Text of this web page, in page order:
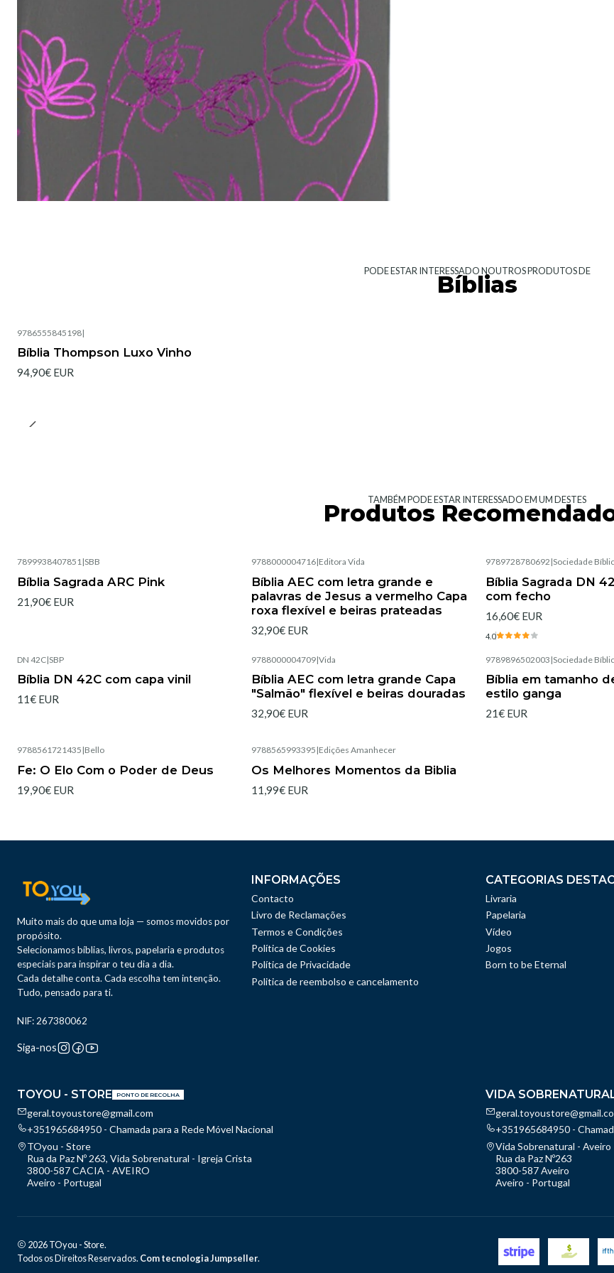
PODE ESTAR INTERESSADO NOUTROS PRODUTOS DE
Bíblias
9786555845198|
Bíblia Thompson Luxo Vinho
94,90€ EUR
TAMBÉM PODE ESTAR INTERESSADO EM UM DESTES
Produtos
7899938407851|SBB
Bíblia Sagrada ARC Pink
21,90€ EUR
9788000004716|Editora Vida
Bíblia AEC com letra grande e
palavras de Jesus a vermelho Capa
roxa flexível e beiras prateadas
32,90€ EUR
9789728780692 |Sociedade
Bíblia Sagrada DN
com fecho
16,60€ EUR
4.0
DN 42C|SBP
Bíblia DN 42C com capa vinil
11€ EUR
9788000004709|Vida
Bíblia AEC com letra grande Capa
"Salmão" flexível e beiras douradas
32,90€ EUR
9789896502003 |Sociedade
Bíblia em tamanho
estilo ganga
21€ EUR
9788561721435 |Bello
Fe: O Elo Com o Poder de Deus
19,90€ EUR
9788565993395 |Edições Amanhecer
Os Melhores Momentos da Biblia
11,99€ EUR
Muito mais do que uma loja — somos movidos por
propósito.
Selecionamos bíblias, livros, papelaria e produtos
especiais para inspirar o teu dia a dia.
Cada detalhe conta. Cada escolha tem intenção.
Tudo, pensado para ti.
NIF: 267380062
Siga-nos
INFORMAÇÕES
Contacto
Livro de Reclamações
Termos e Condições
Política de Cookies
Política de Privacidade
Politica de reembolso e cancelamento
CATEGORIAS
Livraria
Papelaria
Vídeo
Jogos
Born to be Eternal
TOYOU - STORE PONTO DE RECOLHA
geral.toyoustore@gmail.com
+351965684950 - Chamada para a Rede Móvel Nacional
TOyou - Store
Rua da Paz Nº 263, Vida Sobrenatural - Igreja Crista
3800-587 CACIA - AVEIRO
Aveiro - Portugal
VIDA
+351965684950 -
Vida Sobrenatural - Aveiro
Rua da Paz Nº263
3800-587 Aveiro
Aveiro - Portugal
2026 TOyou - Store.
Todos os Direitos Reservados. Com tecnologia Jumpseller.